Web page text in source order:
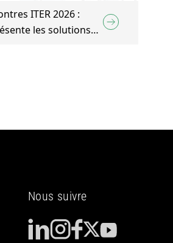
ITER 2026 :
les solutions
Nous suivre